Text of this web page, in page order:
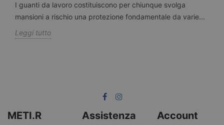
I guanti da lavoro costituiscono per chiunque svolga
mansioni a rischio una protezione fondamentale da varie...
Leggi tutto
METI.R Assistenza Account